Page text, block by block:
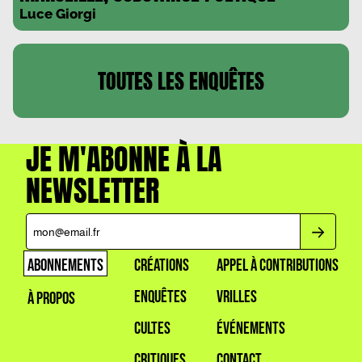
Luce Giorgi
TOUTES LESENQUÊTES
JE M'ABONNE À LA
NEWSLETTER
ABONNEMENTS
À PROPOS
CRÉATIONS
ENQUÊTES
CULTES
APPEL À CONTRIBUTIONS
VRILLES
ÉVÉNEMENTS